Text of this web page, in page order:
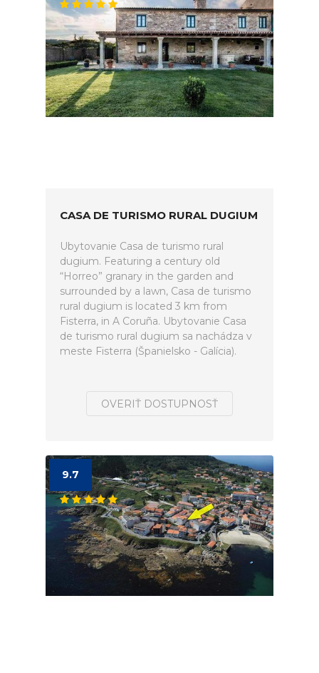
CASA DE TURISMO RURAL DUGIUM
Ubytovanie Casa de turismo rural
dugium. Featuring a century old
“Horreo” granary in the garden and
surrounded by a lawn, Casa de turismo
rural dugium is located 3 km from
Fisterra, in A Coruña. Ubytovanie Casa
de turismo rural dugium sa nachádza v
meste Fisterra (Španielsko - Galícia).
OVERIŤ DOSTUPNOSŤ
9.7